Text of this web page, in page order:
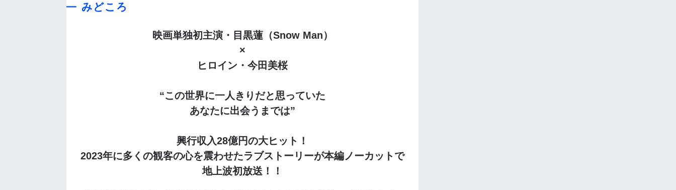
みどころ
映画単独初主演・目黒蓮（Snow Man）
×
ヒロイン・今田美桜
“この世界に一人きりだと思っていた
あなたに出会うまでは”
興行収入28億円の大ヒット！
2023年に多くの観客の心を震わせたラブストーリーが本編ノーカットで
地上波初放送！！